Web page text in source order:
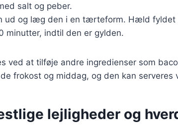
salt og peber.
ud og læg den i en tærteform. Hæld fyldet
minutter, indtil den er gylden.
ved at tilføje andre ingredienser som
frokost og middag, og den kan serveres
lejligheder og